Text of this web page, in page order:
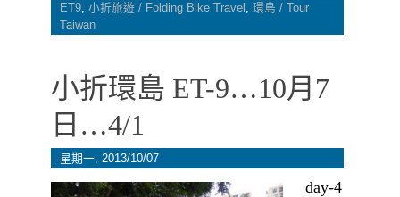
ET9, 小折旅遊 / Folding Bike Travel , 環島 / Tour
Taiwan
小折環島 ET-9…10月7
日…4/1
星期一, 2013/10/07
day-4